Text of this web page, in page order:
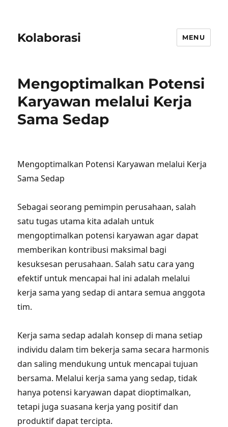
Kolaborasi MENU
Mengoptimalkan Potensi
Karyawan melalui Kerja
Sama Sedap
Mengoptimalkan Potensi Karyawan melalui Kerja
Sama Sedap
Sebagai seorang pemimpin perusahaan, salah
satu tugas utama kita adalah untuk
mengoptimalkan potensi karyawan agar dapat
memberikan kontribusi maksimal bagi
kesuksesan perusahaan. Salah satu cara yang
efektif untuk mencapai hal ini adalah melalui
kerja sama yang sedap di antara semua anggota
tim.
Kerja sama sedap adalah konsep di mana setiap
individu dalam tim bekerja sama secara harmonis
dan saling mendukung untuk mencapai tujuan
bersama. Melalui kerja sama yang sedap, tidak
hanya potensi karyawan dapat dioptimalkan,
tetapi juga suasana kerja yang positif dan
produktif dapat tercipta.